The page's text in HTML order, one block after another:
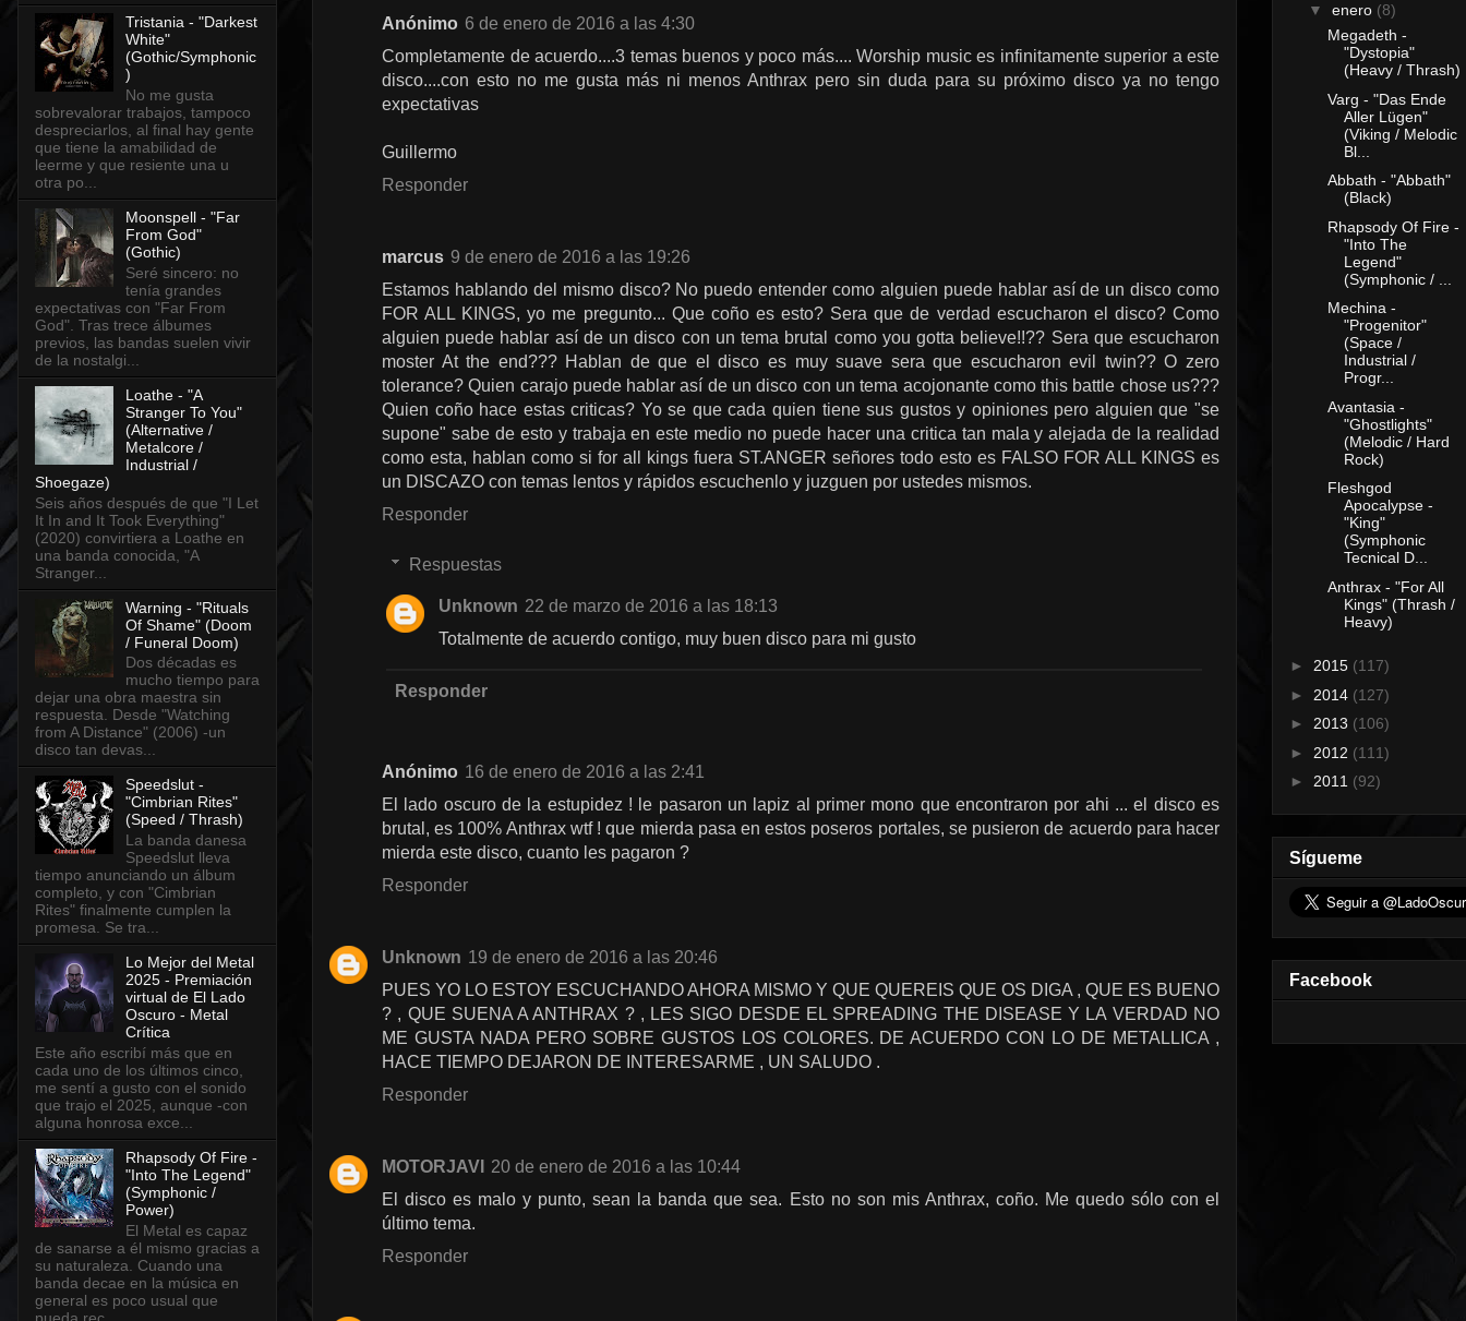
Anónimo 6 de enero de 2016 a las 4:30
Completamente de acuerdo....3 temas buenos y poco más.... Worship music es infinitamente superior a este
disco....con esto no me gusta más ni menos Anthrax pero sin duda para su próximo disco ya no tengo
expectativas
Guillermo
Responder
marcus 9 de enero de 2016 a las 19:26
Estamos hablando del mismo disco? No puedo entender como alguien puede hablar así de un disco como
FOR ALL KINGS, yo me pregunto... Que coño es esto? Sera que de verdad escucharon el disco? Como
alguien puede hablar así de un disco con un tema brutal como you gotta believe!!?? Sera que escucharon
moster At the end??? Hablan de que el disco es muy suave sera que escucharon evil twin?? O zero
tolerance? Quien carajo puede hablar así de un disco con un tema acojonante como this battle chose us???
Quien coño hace estas criticas? Yo se que cada quien tiene sus gustos y opiniones pero alguien que "se
supone" sabe de esto y trabaja en este medio no puede hacer una critica tan mala y alejada de la realidad
como esta, hablan como si for all kings fuera ST.ANGER señores todo esto es FALSO FOR ALL KINGS es
un DISCAZO con temas lentos y rápidos escuchenlo y juzguen por ustedes mismos.
Responder
Respuestas
Unknown 22 de marzo de 2016 a las 18:13
Totalmente de acuerdo contigo, muy buen disco para mi gusto
Responder
Anónimo 16 de enero de 2016 a las 2:41
El lado oscuro de la estupidez ! le pasaron un lapiz al primer mono que encontraron por ahi ... el disco es
brutal, es 100% Anthrax wtf ! que mierda pasa en estos poseros portales, se pusieron de acuerdo para hacer
mierda este disco, cuanto les pagaron ?
Responder
Unknown 19 de enero de 2016 a las 20:46
PUES YO LO ESTOY ESCUCHANDO AHORA MISMO Y QUE QUEREIS QUE OS DIGA , QUE ES BUENO
? , QUE SUENA A ANTHRAX ? , LES SIGO DESDE EL SPREADING THE DISEASE Y LA VERDAD NO
ME GUSTA NADA PERO SOBRE GUSTOS LOS COLORES. DE ACUERDO CON LO DE METALLICA ,
HACE TIEMPO DEJARON DE INTERESARME , UN SALUDO .
Responder
MOTORJAVI
20 de enero de 2016 a las 10:44
El disco es malo y punto, sean la banda que sea. Esto no son mis Anthrax, coño. Me quedo sólo con el
último tema.
Responder
Tristania - "Darkest
White"
(Gothic/Symphonic
)
No me gusta
sobrevalorar trabajos, tampoco
despreciarlos, al final hay gente
que tiene la amabilidad de
leerme y que resiente una u
otra po...
Moonspell - "Far
From God"
(Gothic)
Seré sincero: no
tenía grandes
expectativas con "Far From
God". Tras trece álbumes
previos, las bandas suelen vivir
de la nostalgi...
Loathe - "A
Stranger To You"
(Alternative /
Metalcore /
Industrial /
Shoegaze)
Seis años después de que "I Let
It In and It Took Everything"
(2020) convirtiera a Loathe en
una banda conocida, "A
Stranger...
Warning - "Rituals
Of Shame" (Doom
/ Funeral Doom)
Dos décadas es
mucho tiempo para
dejar una obra maestra sin
respuesta. Desde "Watching
from A Distance" (2006) -un
disco tan devas...
Speedslut -
"Cimbrian Rites"
(Speed / Thrash)
La banda danesa
Speedslut lleva
tiempo anunciando un álbum
completo, y con "Cimbrian
Rites" finalmente cumplen la
promesa. Se tra...
Lo Mejor del Metal
2025 - Premiación
virtual de El Lado
Oscuro - Metal
Crítica
Este año escribí más que en
cada uno de los últimos cinco,
me sentí a gusto con el sonido
que trajo el 2025, aunque -con
alguna honrosa exce...
Rhapsody Of Fire -
"Into The Legend"
(Symphonic /
Power)
El Metal es capaz
de sanarse a él mismo gracias a
su naturaleza. Cuando una
banda decae en la música en
general es poco usual que
pueda rec...
▼ enero (8)
Megadeth -
"Dystopia"
(Heavy / Thrash)
Varg - "Das Ende
Aller Lügen"
(Viking / Melodic
Bl...
Abbath - "Abbath"
(Black)
Rhapsody Of Fire -
"Into The
Legend"
(Symphonic / ...
Mechina -
"Progenitor"
(Space /
Industrial /
Progr...
Avantasia -
"Ghostlights"
(Melodic / Hard
Rock)
Fleshgod
Apocalypse -
"King"
(Symphonic
Tecnical D...
Anthrax - "For All
Kings" (Thrash /
Heavy)
► 2015 (117)
► 2014 (127)
► 2013 (106)
► 2012 (111)
► 2011 (92)
Sígueme
Facebook